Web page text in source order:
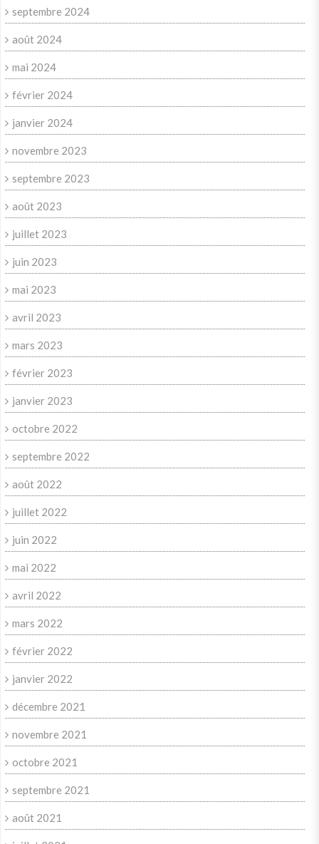
septembre 2024
août 2024
mai 2024
février 2024
janvier 2024
novembre 2023
septembre 2023
août 2023
juillet 2023
juin 2023
mai 2023
avril 2023
mars 2023
février 2023
janvier 2023
octobre 2022
septembre 2022
août 2022
juillet 2022
juin 2022
mai 2022
avril 2022
mars 2022
février 2022
janvier 2022
décembre 2021
novembre 2021
octobre 2021
septembre 2021
août 2021